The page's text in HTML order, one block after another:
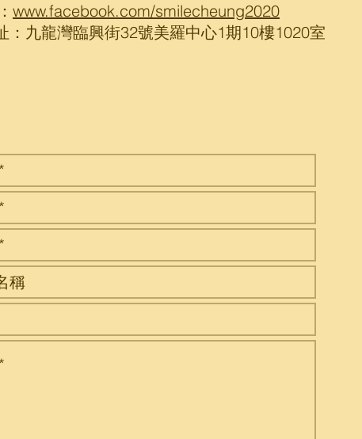
www.facebook.com/smilecheung2020
：九龍灣臨興街32號美羅中心1期10樓1020室